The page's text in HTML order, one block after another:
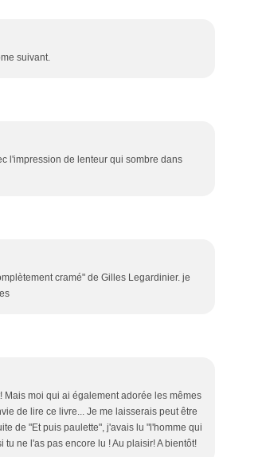
suivant.
l'impression de lenteur qui sombre dans
cramé" de Gilles Legardinier. je
Mais moi qui ai également adorée les mêmes
de lire ce livre... Je me laisserais peut être
de "Et puis paulette", j'avais lu "l'homme qui
ne l'as pas encore lu ! Au plaisir! A bientôt!